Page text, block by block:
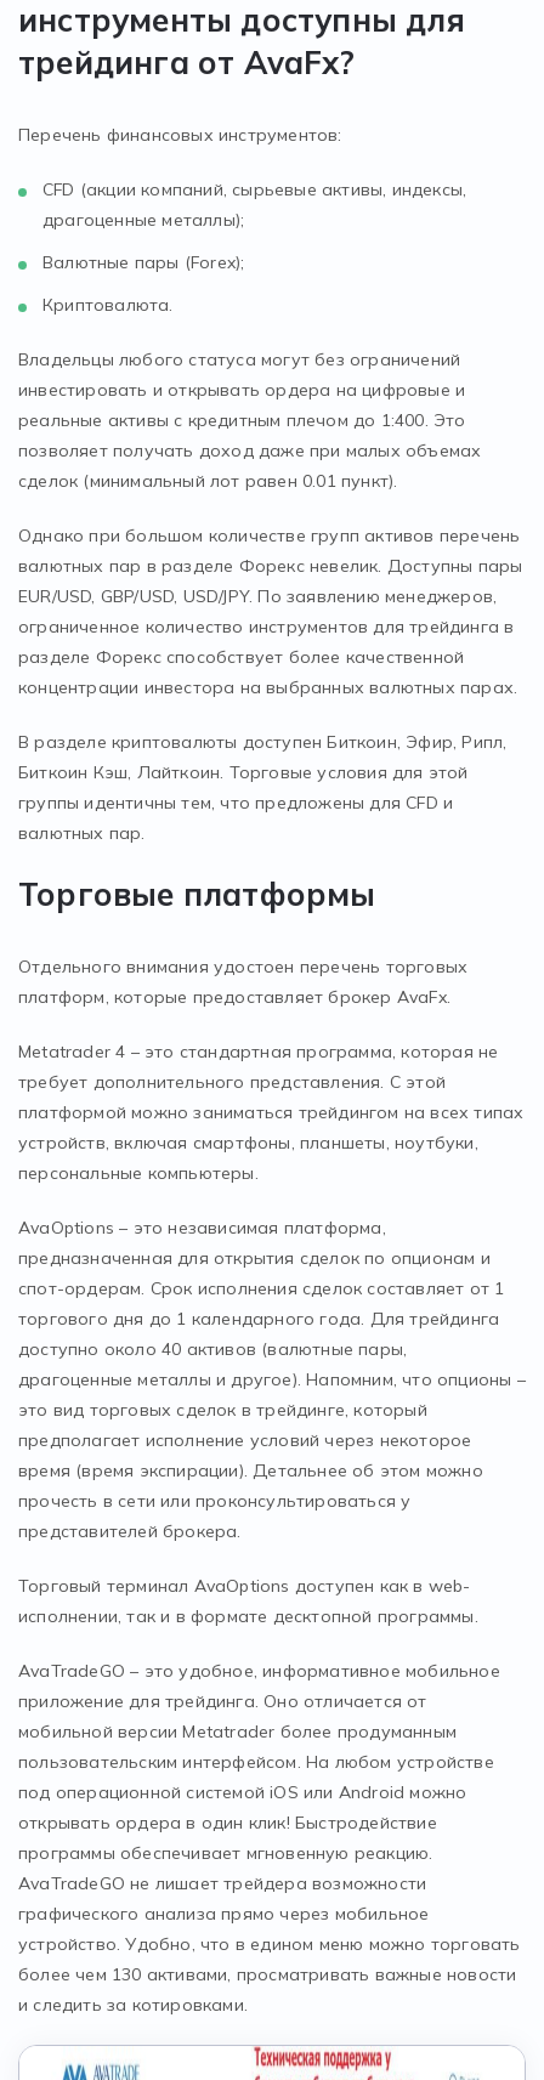
инструменты доступны для
трейдинга от AvaFx?
Перечень финансовых инструментов:
CFD (акции компаний, сырьевые активы, индексы,
драгоценные металлы);
Валютные пары (Forex);
Криптовалюта.
Владельцы любого статуса могут без ограничений
инвестировать и открывать ордера на цифровые и
реальные активы с кредитным плечом до 1:400. Это
позволяет получать доход даже при малых объемах
сделок (минимальный лот равен 0.01 пункт).
Однако при большом количестве групп активов перечень
валютных пар в разделе Форекс невелик. Доступны пары
EUR/USD, GBP/USD, USD/JPY. По заявлению менеджеров,
ограниченное количество инструментов для трейдинга в
разделе Форекс способствует более качественной
концентрации инвестора на выбранных валютных парах.
В разделе криптовалюты доступен Биткоин, Эфир, Рипл,
Биткоин Кэш, Лайткоин. Торговые условия для этой
группы идентичны тем, что предложены для CFD и
валютных пар.
Торговые платформы
Отдельного внимания удостоен перечень торговых
платформ, которые предоставляет брокер AvaFx.
Metatrader 4 – это стандартная программа, которая не
требует дополнительного представления. С этой
платформой можно заниматься трейдингом на всех типах
устройств, включая смартфоны, планшеты, ноутбуки,
персональные компьютеры.
AvaOptions – это независимая платформа,
предназначенная для открытия сделок по опционам и
спот-ордерам. Срок исполнения сделок составляет от 1
торгового дня до 1 календарного года. Для трейдинга
доступно около 40 активов (валютные пары,
драгоценные металлы и другое). Напомним, что опционы –
это вид торговых сделок в трейдинге, который
предполагает исполнение условий через некоторое
время (время экспирации). Детальнее об этом можно
прочесть в сети или проконсультироваться у
представителей брокера.
Торговый терминал AvaOptions доступен как в web-
исполнении, так и в формате десктопной программы.
AvaTradeGO – это удобное, информативное мобильное
приложение для трейдинга. Оно отличается от
мобильной версии Metatrader более продуманным
пользовательским интерфейсом. На любом устройстве
под операционной системой iOS или Android можно
открывать ордера в один клик! Быстродействие
программы обеспечивает мгновенную реакцию.
AvaTradeGO не лишает трейдера возможности
графического анализа прямо через мобильное
устройство. Удобно, что в едином меню можно торговать
более чем 130 активами, просматривать важные новости
и следить за котировками.